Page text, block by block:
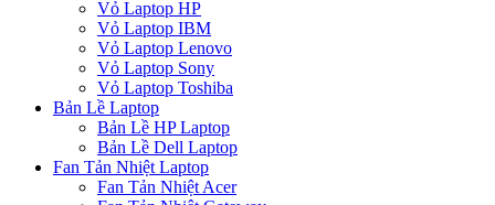
Vỏ Laptop HP
Vỏ Laptop IBM
Vỏ Laptop Lenovo
Vỏ Laptop Sony
Vỏ Laptop Toshiba
Bản Lề Laptop
Bản Lề HP Laptop
Bản Lề Dell Laptop
Fan Tản Nhiệt Laptop
Fan Tản Nhiệt Acer